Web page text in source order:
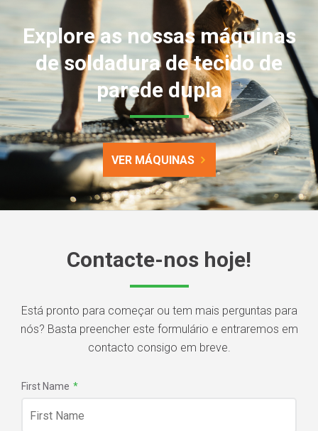
Explore as nossas máquinas
de soldadura de tecido de
parede dupla
VER MÁQUINAS
Contacte-nos hoje!
Está pronto para começar ou tem mais perguntas para
nós? Basta preencher este formulário e entraremos em
contacto consigo em breve.
First Name *